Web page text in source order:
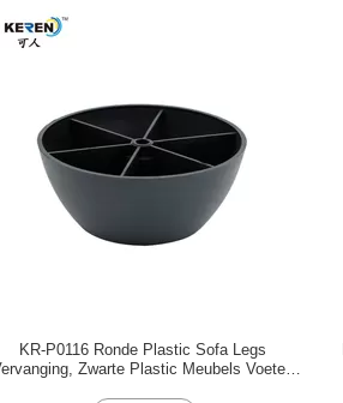
KR-P0116 Ronde Plastic Sofa Legs
Zwarte Plastic Meubels Voeten